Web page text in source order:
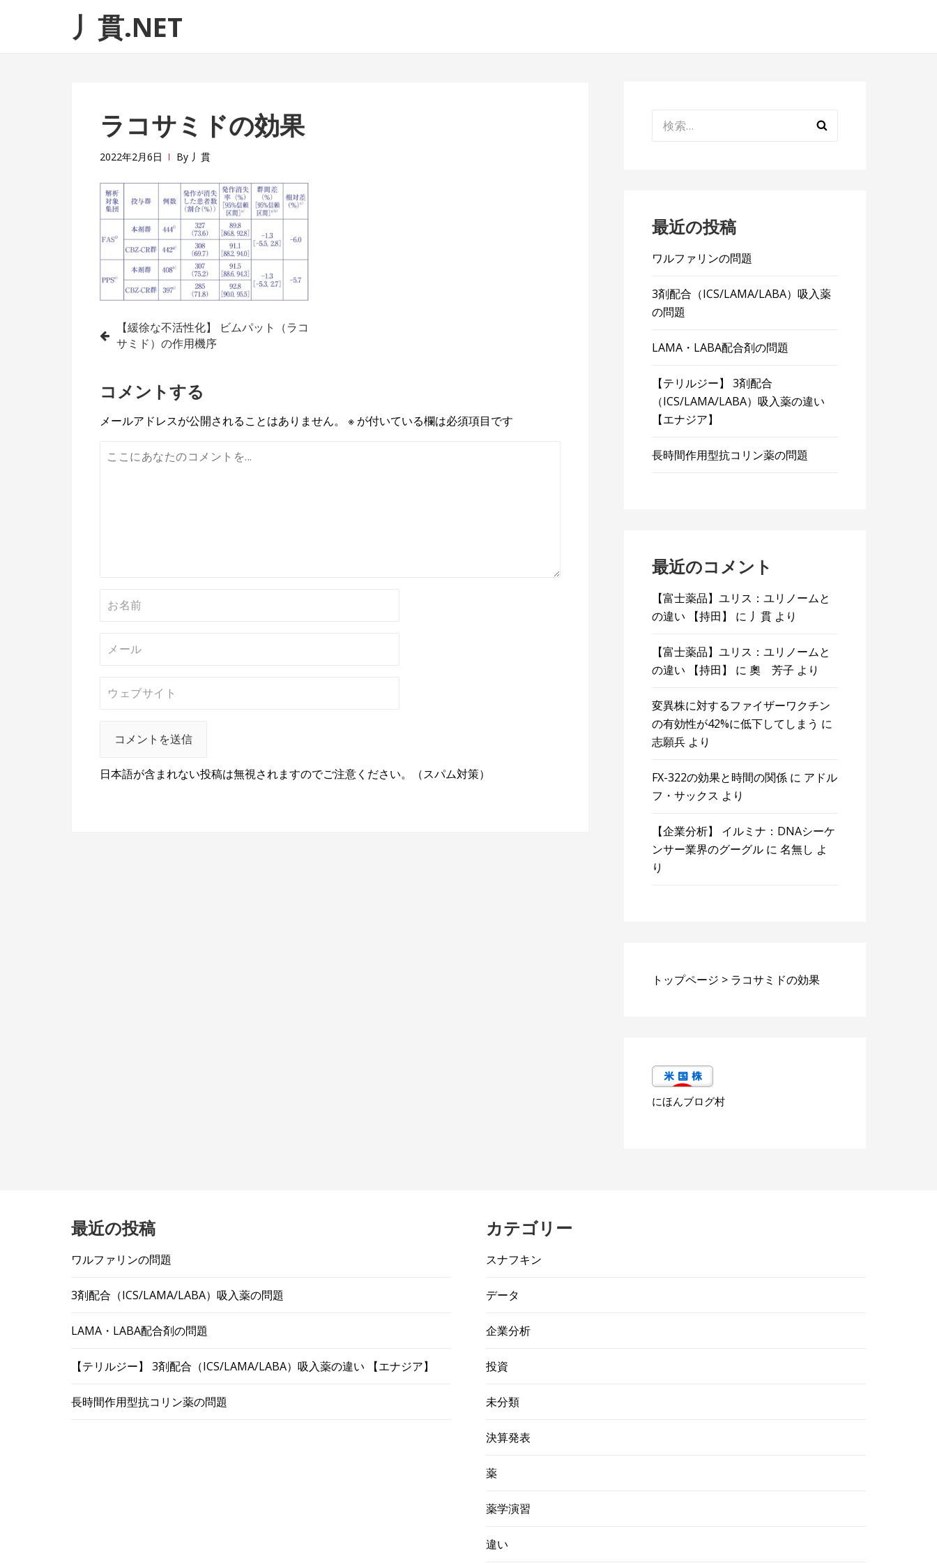
ゲ
テ丿貫.NET
ラコサミドの効果
2022年2月6日 By 丿貫
投
稿
ナ
ビ
ー
【緩徐な不活性化】 ビムパット（ラコ
サミド）の作用機序
コメントする
メールアドレスが公開されることはありません。 ※ が付いている欄は必須項目です
日本語が含まれない投稿は無視されますのでご注意ください。（スパム対策）
索:
最近の投稿
ワルファリンの問題
3剤配合（ICS/LAMA/LABA）吸入薬
の問題
LAMA・LABA配合剤の問題
【テリルジー】 3剤配合
（ICS/LAMA/LABA）吸入薬の違い
【エナジア】
長時間作用型抗コリン薬の問題
最近のコメント
【富士薬品】ユリス：ユリノームと
の違い 【持田】
に 丿貫 より
【富士薬品】ユリス：ユリノームと
の違い 【持田】
に奧 芳子 より
変異株に対するファイザーワクチン
の有効性が42%に低下してしまう に
志願兵 より
FX-322の効果と時間の関係 に アドル
フ・サックス より
【企業分析】 イルミナ：DNAシーケ
ンサー業界のグーグル に名無し よ
り
トップページ > ラコサミドの効果
にほんブログ村
最近の投稿
ワルファリンの問題
3剤配合（ICS/LAMA/LABA）吸入薬の問題
LAMA・LABA配合剤の問題
【テリルジー】 3剤配合（ICS/LAMA/LABA）吸入薬の違い 【エナジア】
長時間作用型抗コリン薬の問題
カテゴリー
スナフキン
データ
企業分析
投資
未分類
決算発表
薬
薬学演習
違い